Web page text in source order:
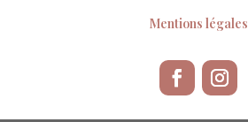
Mentions légales